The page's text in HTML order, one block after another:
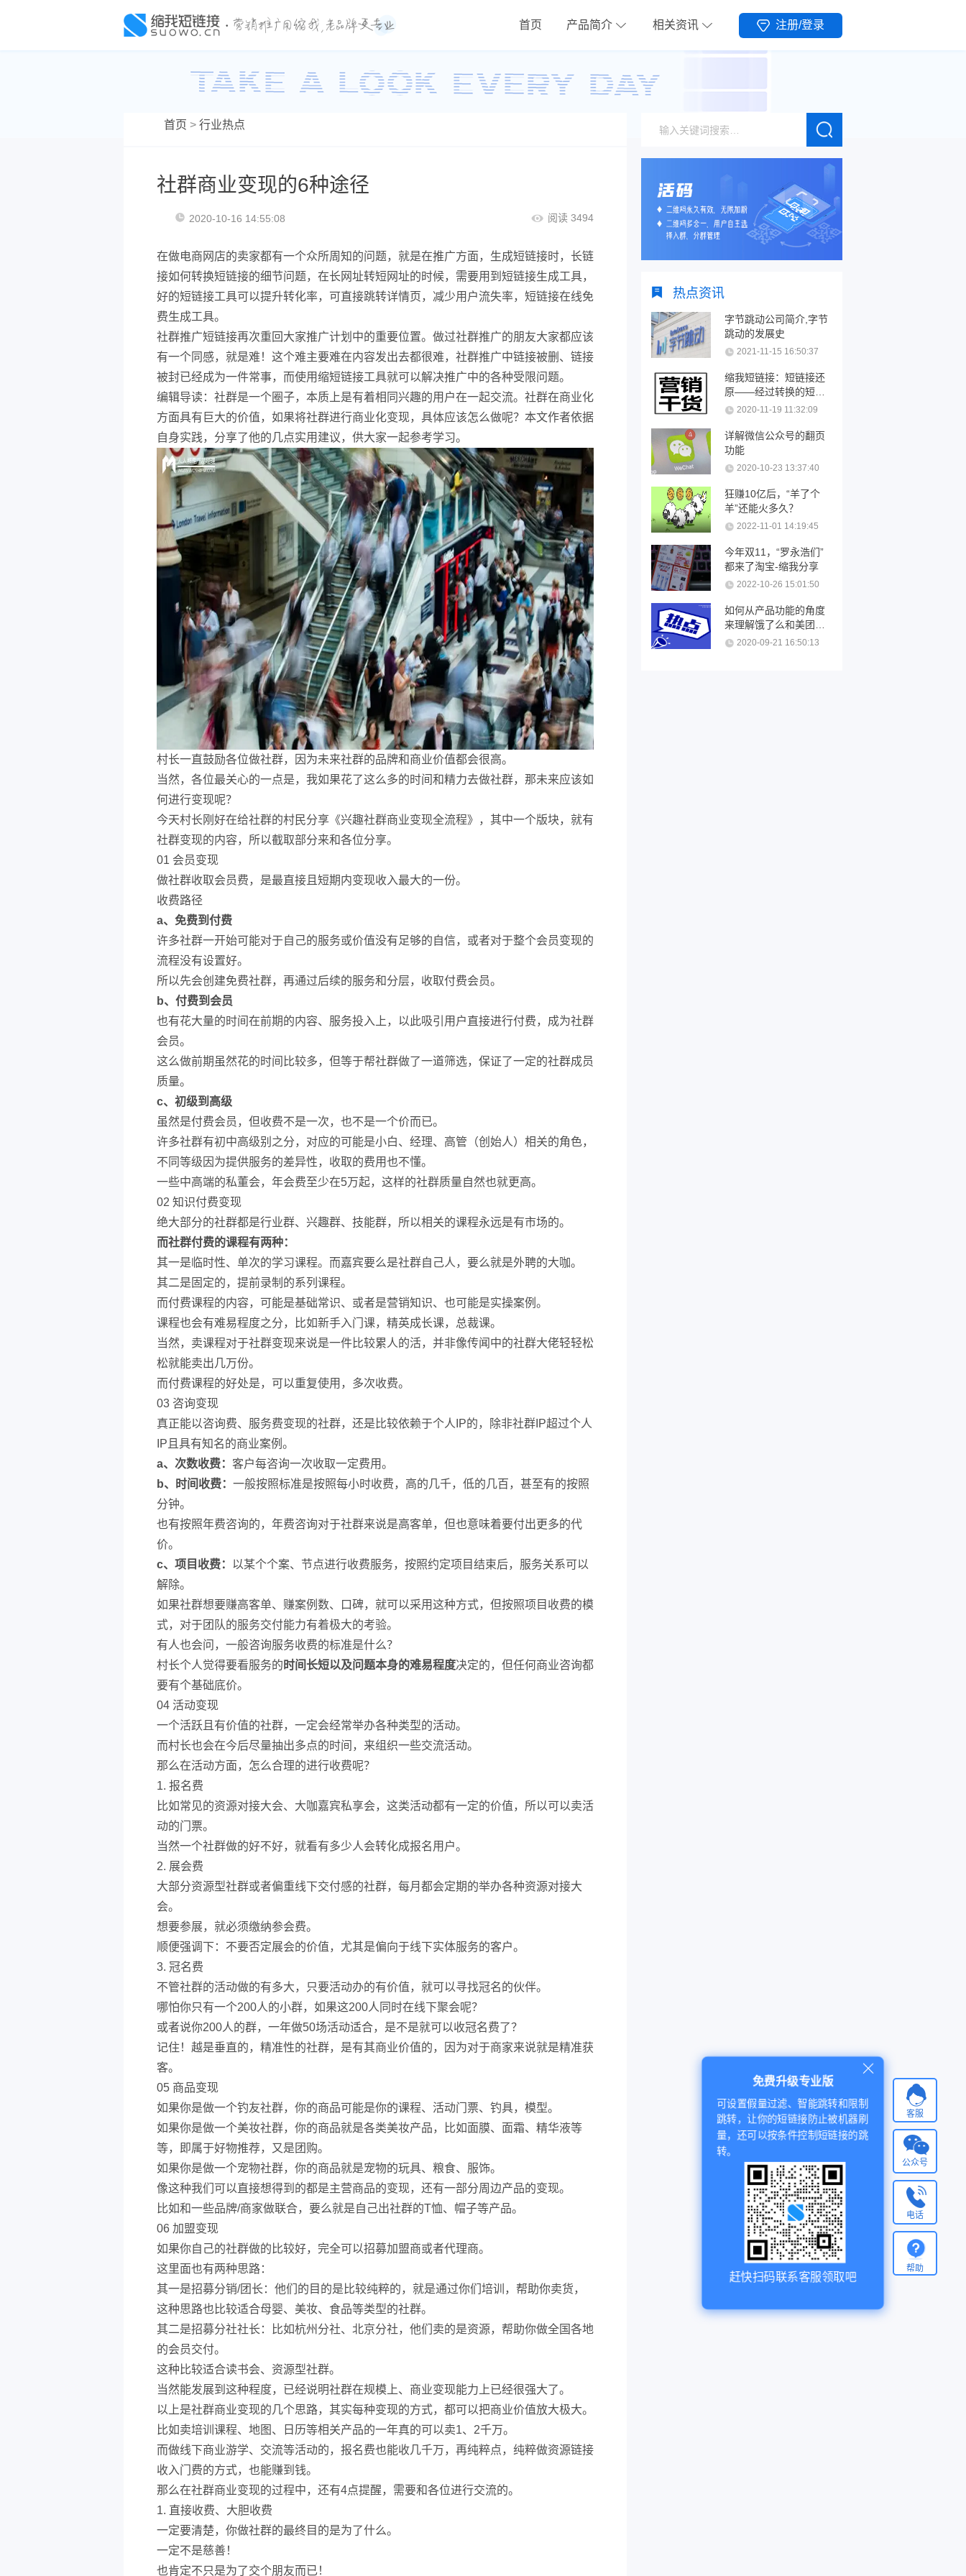
首页 产品简介 相关资讯 注册/登录
首页 > 行业热点
社群商业变现的6种途径
2020-10-16 14:55:08 阅读 3494
在做电商网店的卖家都有一个众所周知的问题，就是在推广方面，生成短链接时，长链
接如何转换短链接的细节问题，在长网址转短网址的时候，需要用到短链接生成工具，
好的短链接工具可以提升转化率，可直接跳转详情页，减少用户流失率，短链接在线免
费生成工具。
社群推广短链接再次重回大家推广计划中的重要位置。做过社群推广的朋友大家都应该
有一个同感，就是难！这个难主要难在内容发出去都很难，社群推广中链接被删、链接
被封已经成为一件常事，而使用缩短链接工具就可以解决推广中的各种受限问题。
编辑导读：社群是一个圈子，本质上是有着相同兴趣的用户在一起交流。社群在商业化
方面具有巨大的价值，如果将社群进行商业化变现，具体应该怎么做呢？本文作者依据
自身实践，分享了他的几点实用建议，供大家一起参考学习。
村长一直鼓励各位做社群，因为未来社群的品牌和商业价值都会很高。
当然，各位最关心的一点是，我如果花了这么多的时间和精力去做社群，那未来应该如
何进行变现呢？
今天村长刚好在给社群的村民分享《兴趣社群商业变现全流程》，其中一个版块，就有
社群变现的内容，所以截取部分来和各位分享。
01 会员变现
做社群收取会员费，是最直接且短期内变现收入最大的一份。
收费路径
a、免费到付费
许多社群一开始可能对于自己的服务或价值没有足够的自信，或者对于整个会员变现的
流程没有设置好。
所以先会创建免费社群，再通过后续的服务和分层，收取付费会员。
b、付费到会员
也有花大量的时间在前期的内容、服务投入上，以此吸引用户直接进行付费，成为社群
会员。
这么做前期虽然花的时间比较多，但等于帮社群做了一道筛选，保证了一定的社群成员
质量。
c、初级到高级
虽然是付费会员，但收费不是一次，也不是一个价而已。
许多社群有初中高级别之分，对应的可能是小白、经理、高管（创始人）相关的角色，
不同等级因为提供服务的差异性，收取的费用也不懂。
一些中高端的私董会，年会费至少在5万起，这样的社群质量自然也就更高。
02 知识付费变现
绝大部分的社群都是行业群、兴趣群、技能群，所以相关的课程永远是有市场的。
而社群付费的课程有两种：
其一是临时性、单次的学习课程。而嘉宾要么是社群自己人，要么就是外聘的大咖。
其二是固定的，提前录制的系列课程。
而付费课程的内容，可能是基础常识、或者是营销知识、也可能是实操案例。
课程也会有难易程度之分，比如新手入门课，精英成长课，总裁课。
当然，卖课程对于社群变现来说是一件比较累人的活，并非像传闻中的社群大佬轻轻松
松就能卖出几万份。
而付费课程的好处是，可以重复使用，多次收费。
03 咨询变现
真正能以咨询费、服务费变现的社群，还是比较依赖于个人IP的，除非社群IP超过个人
IP且具有知名的商业案例。
a、次数收费： 客户每咨询一次收取一定费用。
b、时间收费： 一般按照标准是按照每小时收费，高的几千，低的几百，甚至有的按照
分钟。
也有按照年费咨询的，年费咨询对于社群来说是高客单，但也意味着要付出更多的代
价。
c、项目收费： 以某个个案、节点进行收费服务，按照约定项目结束后，服务关系可以
解除。
如果社群想要赚高客单、赚案例数、口碑，就可以采用这种方式，但按照项目收费的模
式，对于团队的服务交付能力有着极大的考验。
有人也会问，一般咨询服务收费的标准是什么？
村长个人觉得要看服务的 时间长短以及问题本身的难易程度决定的，但任何商业咨询都
要有个基础底价。
04 活动变现
一个活跃且有价值的社群，一定会经常举办各种类型的活动。
而村长也会在今后尽量抽出多点的时间，来组织一些交流活动。
那么在活动方面，怎么合理的进行收费呢？
1. 报名费
比如常见的资源对接大会、大咖嘉宾私享会，这类活动都有一定的价值，所以可以卖活
动的门票。
当然一个社群做的好不好，就看有多少人会转化成报名用户。
2. 展会费
大部分资源型社群或者偏重线下交付感的社群，每月都会定期的举办各种资源对接大
会。
想要参展，就必须缴纳参会费。
顺便强调下：不要否定展会的价值，尤其是偏向于线下实体服务的客户。
3. 冠名费
不管社群的活动做的有多大，只要活动办的有价值，就可以寻找冠名的伙伴。
哪怕你只有一个200人的小群，如果这200人同时在线下聚会呢？
或者说你200人的群，一年做50场活动适合，是不是就可以收冠名费了？
记住！越是垂直的，精准性的社群，是有其商业价值的，因为对于商家来说就是精准获
客。
05 商品变现
如果你是做一个钓友社群，你的商品可能是你的课程、活动门票、钓具，模型。
如果你是做一个美妆社群，你的商品就是各类美妆产品，比如面膜、面霜、精华液等
等，即属于好物推荐，又是团购。
如果你是做一个宠物社群，你的商品就是宠物的玩具、粮食、服饰。
像这种我们可以直接想得到的都是主营商品的变现，还有一部分周边产品的变现。
比如和一些品牌/商家做联合，要么就是自己出社群的T恤、帽子等产品。
06 加盟变现
如果你自己的社群做的比较好，完全可以招募加盟商或者代理商。
这里面也有两种思路：
其一是招募分销/团长：他们的目的是比较纯粹的，就是通过你们培训，帮助你卖货，
这种思路也比较适合母婴、美妆、食品等类型的社群。
其二是招募分社社长：比如杭州分社、北京分社，他们卖的是资源，帮助你做全国各地
的会员交付。
这种比较适合读书会、资源型社群。
当然能发展到这种程度，已经说明社群在规模上、商业变现能力上已经很强大了。
以上是社群商业变现的几个思路，其实每种变现的方式，都可以把商业价值放大极大。
比如卖培训课程、地图、日历等相关产品的一年真的可以卖1、2千万。
而做线下商业游学、交流等活动的，报名费也能收几千万，再纯粹点，纯粹做资源链接
收入门费的方式，也能赚到钱。
那么在社群商业变现的过程中，还有4点提醒，需要和各位进行交流的。
1. 直接收费、大胆收费
一定要清楚，你做社群的最终目的是为了什么。
一定不是慈善！
也肯定不只是为了交个朋友而已！
热点资讯
字节跳动公司简介,字节
跳动的发展史
2021-11-15 16:50:37
缩我短链接：短链接还
原——经过转换的短链
接可以还原吗？
2020-11-19 11:32:09
详解微信公众号的翻页
功能
2020-10-23 13:37:40
狂赚10亿后，“羊了个
羊”还能火多久？
2022-11-01 14:19:45
今年双11，“罗永浩们”
都来了淘宝-缩我分享
2022-10-26 15:01:50
如何从产品功能的角度
来理解饿了么和美团优
化 2020-09-21 16:50:13
客服
免费升级专业版
可设置假量过滤、智能跳转和限制
跳转，让你的短链接防止被机器刷
量，还可以按条件控制短链接的跳
转。
赶快扫码联系客服领取吧
公众号
电话
帮助